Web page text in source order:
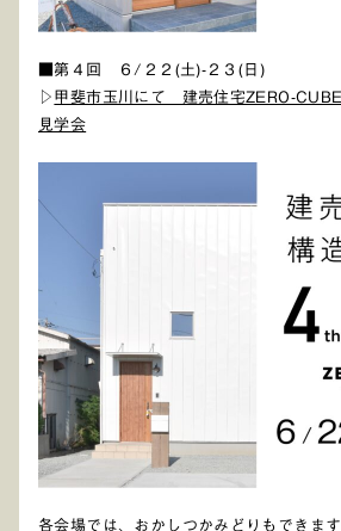
■第４回 ６/２２(土)-２３(日)
▷ 甲斐市玉川にて 建売住宅ZERO-
見学会
各会場では、おかしつかみどりもできます